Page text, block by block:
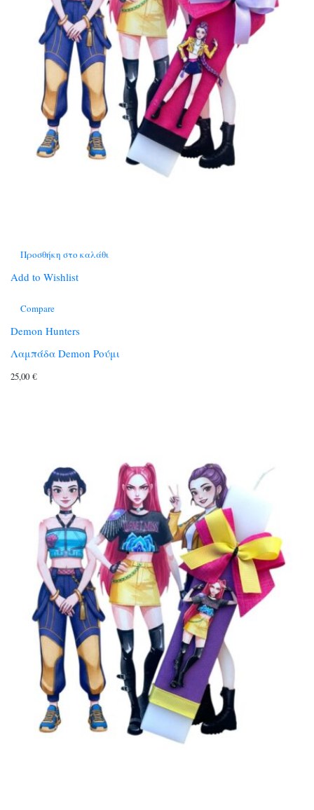
Προσθήκη στο καλάθι
Add to Wishlist
Compare
Demon Hunters
Λαμπάδα Demon Ρούμι
25,00 €